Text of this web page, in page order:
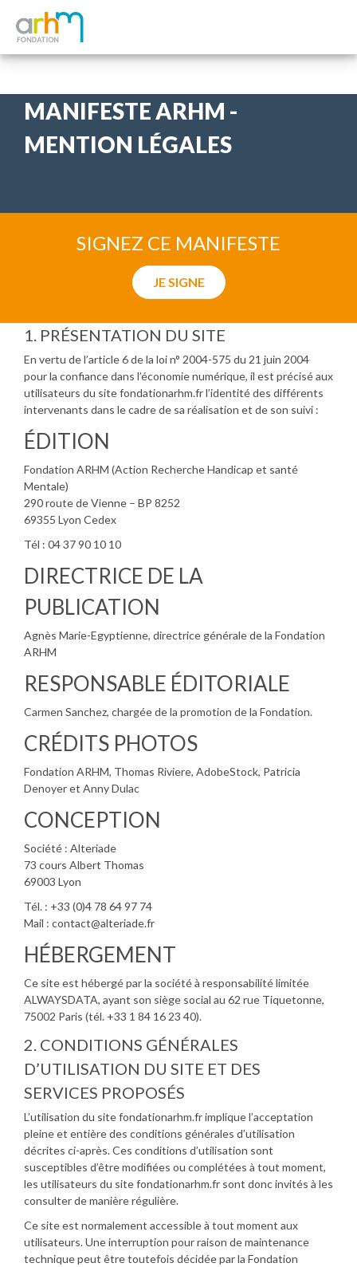
MANIFESTE ARHM -
MENTION LÉGALES
SIGNEZ CE MANIFESTE
JE SIGNE
1. PRÉSENTATION DU SITE
En vertu de l’article 6 de la loi n° 2004-575 du 21 juin 2004
pour la confiance dans l’économie numérique, il est précisé aux
utilisateurs du site fondationarhm.fr l’identité des différents
intervenants dans le cadre de sa réalisation et de son suivi :
ÉDITION
Fondation ARHM (Action Recherche Handicap et santé
Mentale)
290 route de Vienne – BP 8252
69355 Lyon Cedex
Tél : 04 37 90 10 10
DIRECTRICE DE LA
PUBLICATION
Agnès Marie-Egyptienne, directrice générale de la Fondation
ARHM
RESPONSABLE ÉDITORIALE
Carmen Sanchez, chargée de la promotion de la Fondation.
CRÉDITS PHOTOS
Fondation ARHM, Thomas Riviere, AdobeStock, Patricia
Denoyer et Anny Dulac
CONCEPTION
Société : Alteriade
73 cours Albert Thomas
69003 Lyon
Tél. : +33 (0)4 78 64 97 74
Mail : contact@alteriade.fr
HÉBERGEMENT
Ce site est hébergé par la société à responsabilité limitée
ALWAYSDATA, ayant son siège social au 62 rue Tiquetonne,
75002 Paris (tél. +33 1 84 16 23 40).
2. CONDITIONS GÉNÉRALES
D’UTILISATION DU SITE ET DES
SERVICES PROPOSÉS
L’utilisation du site fondationarhm.fr implique l’acceptation
pleine et entière des conditions générales d’utilisation
décrites ci-après. Ces conditions d’utilisation sont
susceptibles d’être modifiées ou complétées à tout moment,
les utilisateurs du site fondationarhm.fr sont donc invités à les
consulter de manière régulière.
Ce site est normalement accessible à tout moment aux
utilisateurs. Une interruption pour raison de maintenance
technique peut être toutefois décidée par la Fondation